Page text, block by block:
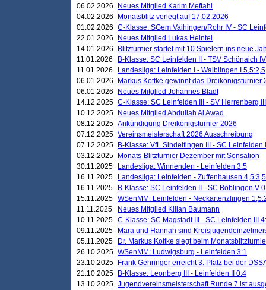
06.02.2026
Neues Mitglied Karim Meftahi
04.02.2026
Monatsblitz verlegt auf 17.02.2026
01.02.2026 C-Klasse: SGem Vaihingen/Rohr IV - SC
22.01.2026
Neues Mitglied Lukas Heintel
14.01.2026
Blitzturnier startet mit 10 Spielern ins neue
11.01.2026
B-Klasse: SC Leinfelden II - TSV Schönaich
11.01.2026
Landesliga: Leinfelden I - Waiblingen I 5,5:2,5
06.01.2026
Markus Kottke gewinnt das Dreikönigsturnier
06.01.2026
Neues Mitglied Johannes Bladt
14.12.2025 C-Klasse: SC Leinfelden III - SV Herrenberg
10.12.2025
Neues Mitglied Abdullah Al Awad
08.12.2025 Ankündigung Dreikönigsturnier 2026
07.12.2025 Vereinsmeisterschaft 2026 Ausschreibung
07.12.2025
B-Klasse: VfL Sindelfingen III - SC Leinfelden
03.12.2025
Monats-Blitzturnier Dezember mit Sensation
30.11.2025
Landesliga: Winnenden - Leinfelden 3:5
16.11.2025
Landesliga: Leinfelden - Zuffenhausen 4,5:3,5
16.11.2025
B-Klasse: SC Leinfelden II - SC Böblingen V
15.11.2025 WSenMM: Leinfelden - Neckartenzlingen
11.11.2025
Neues Mitglied Kilian Baumann
10.11.2025 C-Klasse: SC Magstadt III - SC Leinfelden III
09.11.2025
Mara und Hannah sind
05.11.2025
Dr. Markus Kottke siegt beim
26.10.2025 WSenMM: Ludwigsburg - Leinfelden 3:1
23.10.2025
Frank Gehringer erreicht 3. Platz bei der
21.10.2025
B-Klasse: Leonberg III - Leinfelden II 0:4
13.10.2025 Jugendvereinsmeisterschaft Runde 7 ist